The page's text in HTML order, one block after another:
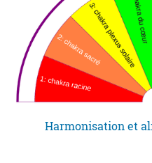
Harmonisation et